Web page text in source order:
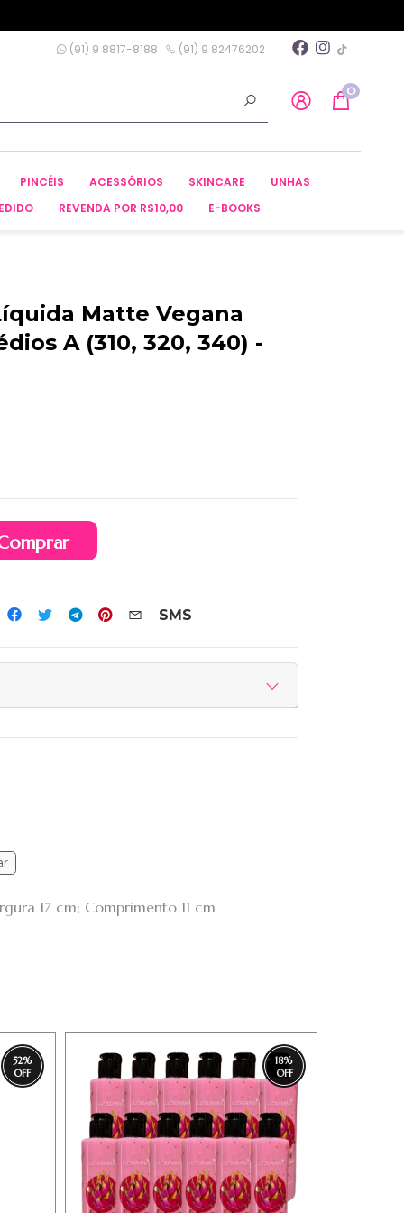
(91) 9 8817-8188 (91) 9 82476202
0
PINCÉIS ACESSÓRIOS SKINCARE
UNHAS
REVENDA POR R$10,00 E-BOOKS
Matte Vegana
A (310, 320, 340) -
SMS
17 cm; Comprimento 11 cm
52% 18%